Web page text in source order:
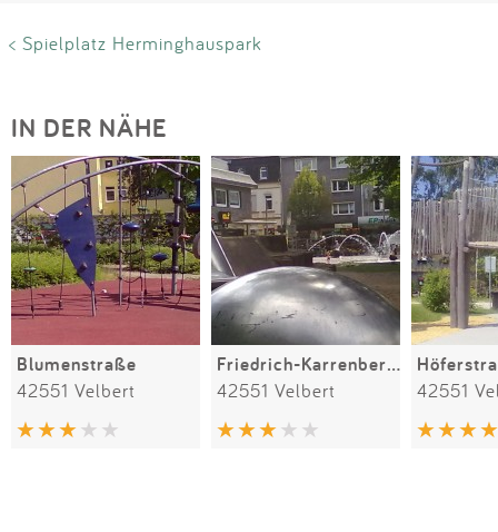
< Spielplatz Herminghauspark
IN DER NÄHE
Blumenstraße
42551 Velbert
Friedrich-Karrenberg-Platz
42551 Velbert 42551